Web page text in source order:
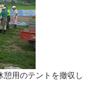
用のテントを撤収し